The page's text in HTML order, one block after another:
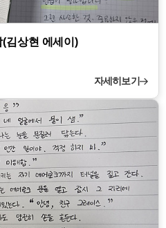
김상현 에세이)
자세히보기